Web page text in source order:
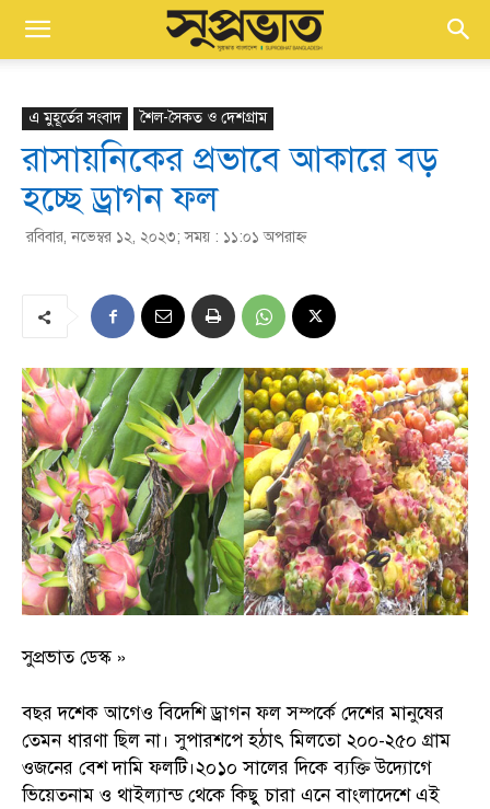
এ মুহূর্তের সংবাদ শৈল-সৈকত ও দেশগ্রাম
রাসায়নিকের প্রভাবে আকারে বড়
হচ্ছে ড্রাগন ফল
রবিবার, নভেম্বর ১২, ২০২৩; সময় : ১১:০১ অপরাহ্ণ
সুপ্রভাত ডেস্ক »
বছর দশেক আগেও বিদেশি ড্রাগন ফল সম্পর্কে দেশের মানুষের
তেমন ধারণা ছিল না। সুপারশপে হঠাৎ মিলতো ২০০-২৫০ গ্রাম
ওজনের বেশ দামি ফলটি।২০১০ সালের দিকে ব্যক্তি উদ্যোগে
ভিয়েতনাম ও থাইল্যান্ড থেকে কিছু চারা এনে বাংলাদেশে এই